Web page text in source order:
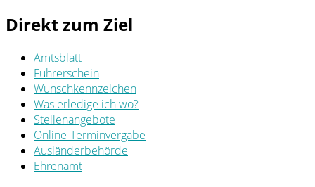
Direkt zum Ziel
Amtsblatt
Führerschein
Wunschkennzeichen
Was erledige ich wo?
Stellenangebote
Online-Terminvergabe
Ausländerbehörde
Ehrenamt